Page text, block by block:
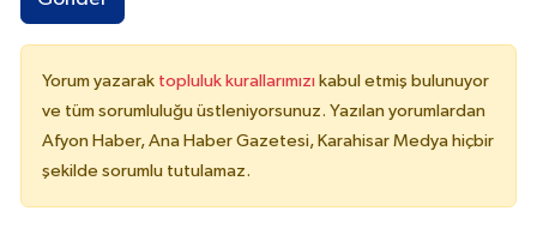
Yorum yazarak topluluk kurallarımızı kabul etmiş bulunuyor
ve tüm sorumluluğu üstleniyorsunuz. Yazılan yorumlardan
Afyon Haber, Ana Haber Gazetesi, Karahisar Medya hiçbir
şekilde sorumlu tutulamaz.